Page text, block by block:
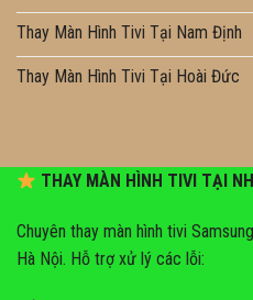
Thay Màn Hình Tivi Tại Nam Định
Thay Màn Hình Tivi Tại Hoài Đức
THAY MÀN HÌNH TIVI TẠI
Chuyên thay màn hình tivi
Hà Nội. Hỗ trợ xử lý các lỗi: